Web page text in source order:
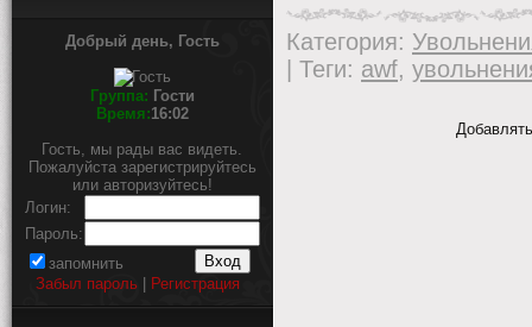
Добрый день, Гость
Группа: Гости
Время:16:02
Гость, мы рады вас видеть.
Пожалуйста зарегистрируйтесь
или авторизуйтесь!
Логин:
Пароль:
запомнить
Забыл пароль
Регистрация
Категория:
Теги: awf,